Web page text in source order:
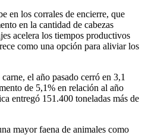
en los corrales de encierre, que
en la cantidad de cabezas
acelera los tiempos productivos
como una opción para aliviar los
el año pasado cerró en 3,1
de 5,1% en relación al año
entregó 151.400 toneladas más de
mayor faena de animales como